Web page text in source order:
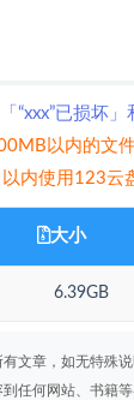
“xxx”已损坏
以内的文
内使用123云
大小
6.39GB
有文章，如无特殊
任何网站、书籍